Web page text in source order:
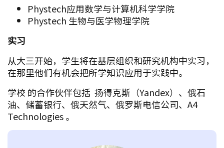
Phystech应用数学与计算机科学学院
Phystech 生物与医学物理学院
实习
从大三开始，学生将在基层组织和研究机构中实习，
在那里他们有机会把所学知识应用于实践中。
学校 的合作伙伴包括 扬得克斯（Yandex）、俄石
油、储蓄银行、俄天然气、俄罗斯电信公司、A4
Technologies 。